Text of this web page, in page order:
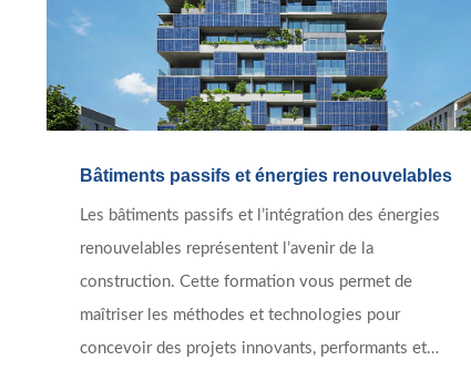
Bâtiments passifs et énergies renouvelables
Les bâtiments passifs et l’intégration des énergies
renouvelables représentent l’avenir de la
construction. Cette formation vous permet de
maîtriser les méthodes et technologies pour
concevoir des projets innovants, performants et…